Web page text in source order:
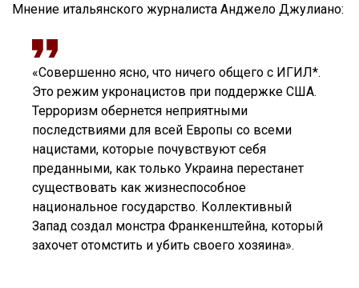
Мнение итальянского журналиста Анджело Джулиано:
«Совершенно ясно, что ничего общего с ИГИЛ*.
Это режим укронацистов при поддержке США.
Терроризм обернется неприятными
последствиями для всей Европы со всеми
нацистами, которые почувствуют себя
преданными, как только Украина перестанет
существовать как жизнеспособное
национальное государство. Коллективный
Запад создал монстра Франкенштейна, который
захочет отомстить и убить своего хозяина».